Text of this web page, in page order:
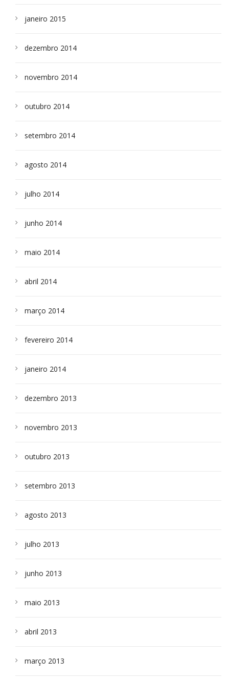
janeiro 2015
dezembro 2014
novembro 2014
outubro 2014
setembro 2014
agosto 2014
julho 2014
junho 2014
maio 2014
abril 2014
março 2014
fevereiro 2014
janeiro 2014
dezembro 2013
novembro 2013
outubro 2013
setembro 2013
agosto 2013
julho 2013
junho 2013
maio 2013
abril 2013
março 2013